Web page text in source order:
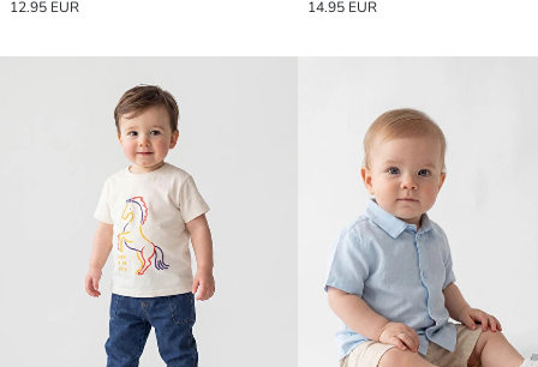
12.95 EUR 14.95 EUR